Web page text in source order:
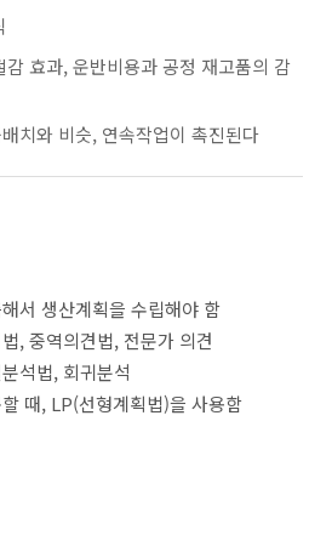
효과, 운반비용과 공정 재고품의 감
치와 비슷, 연속작업이 촉진된다
서 생산계획을 수립해야 함
, 중역의견법, 전문가 의견
석법, 회귀분석
때, LP(선형계획법)을 사용함